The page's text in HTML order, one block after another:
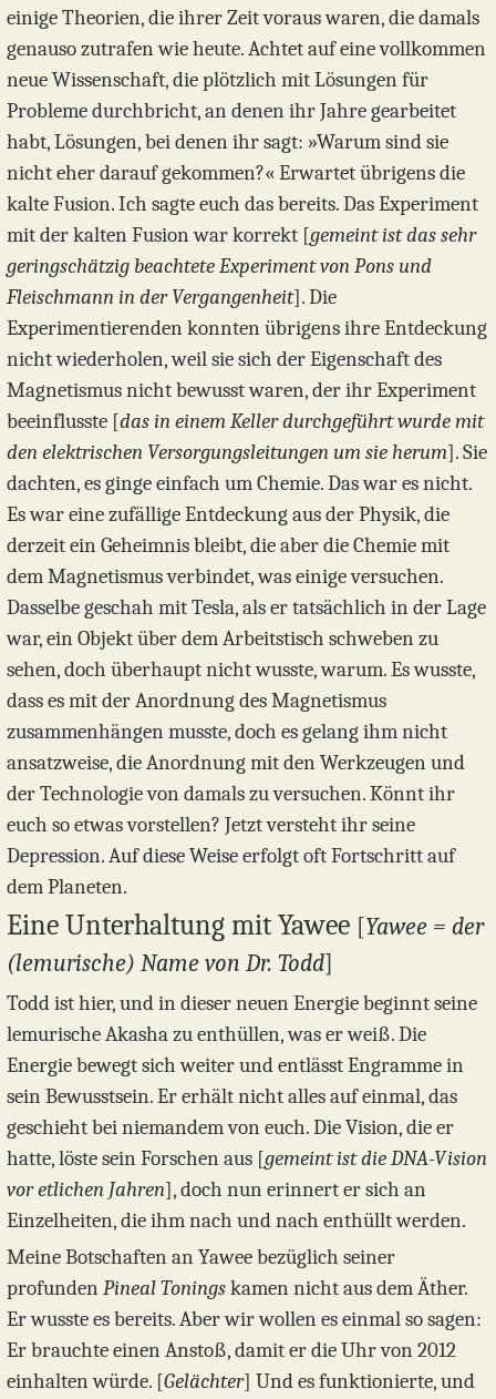
einige Theorien, die ihrer Zeit voraus waren, die damals
genauso zutrafen wie heute. Achtet auf eine vollkommen
neue Wissenschaft, die plötzlich mit Lösungen für
Probleme durchbricht, an denen ihr Jahre gearbeitet
habt, Lösungen, bei denen ihr sagt: »Warum sind sie
nicht eher darauf gekommen?« Erwartet übrigens die
kalte Fusion. Ich sagte euch das bereits. Das Experiment
mit der kalten Fusion war korrekt [gemeint ist das sehr
geringschätzig beachtete Experiment von Pons und
Fleischmann in der Vergangenheit]. Die
Experimentierenden konnten übrigens ihre Entdeckung
nicht wiederholen, weil sie sich der Eigenschaft des
Magnetismus nicht bewusst waren, der ihr Experiment
beeinflusste [das in einem Keller durchgeführt wurde mit
den elektrischen Versorgungsleitungen um sie herum]. Sie
dachten, es ginge einfach um Chemie. Das war es nicht.
Es war eine zufällige Entdeckung aus der Physik, die
derzeit ein Geheimnis bleibt, die aber die Chemie mit
dem Magnetismus verbindet, was einige versuchen.
Dasselbe geschah mit Tesla, als er tatsächlich in der Lage
war, ein Objekt über dem Arbeitstisch schweben zu
sehen, doch überhaupt nicht wusste, warum. Es wusste,
dass es mit der Anordnung des Magnetismus
zusammenhängen musste, doch es gelang ihm nicht
ansatzweise, die Anordnung mit den Werkzeugen und
der Technologie von damals zu versuchen. Könnt ihr
euch so etwas vorstellen? Jetzt versteht ihr seine
Depression. Auf diese Weise erfolgt oft Fortschritt auf
dem Planeten.
Eine Unterhaltung mit Yawee [Yawee = der
(lemurische) Name von Dr. Todd]
Todd ist hier, und in dieser neuen Energie beginnt seine
lemurische Akasha zu enthüllen, was er weiß. Die
Energie bewegt sich weiter und entlässt Engramme in
sein Bewusstsein. Er erhält nicht alles auf einmal, das
geschieht bei niemandem von euch. Die Vision, die er
hatte, löste sein Forschen aus [gemeint ist die DNA-Vision
vor etlichen Jahren], doch nun erinnert er sich an
Einzelheiten, die ihm nach und nach enthüllt werden.
Meine Botschaften an Yawee bezüglich seiner
profundenPineal Toningskamen nicht aus dem Äther.
Er wusste es bereits. Aber wir wollen es einmal so sagen:
Er brauchte einen Anstoß, damit er die Uhr von 2012
einhalten würde. [Gelächter] Und es funktionierte, und